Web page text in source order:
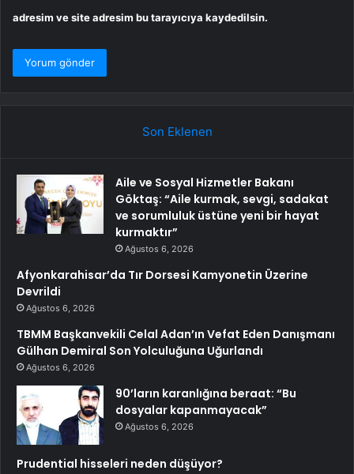
adresim ve site adresim bu tarayıcıya kaydedilsin.
Son Eklenen
Aile ve Sosyal Hizmetler Bakanı
Göktaş: “Aile kurmak, sevgi, sadakat
ve sorumluluk üstüne yeni bir hayat
kurmaktır”
Ağustos 6, 2026
Afyonkarahisar’da Tır Dorsesi Kamyonetin Üzerine
Devrildi
Ağustos 6, 2026
TBMM Başkanvekili Celal Adan’ın Vefat Eden Danışmanı
Gülhan Demiral Son Yolculuğuna Uğurlandı
Ağustos 6, 2026
90’ların karanlığına beraat: “Bu
dosyalar kapanmayacak”
Ağustos 6, 2026
Prudential hisseleri neden düşüyor?